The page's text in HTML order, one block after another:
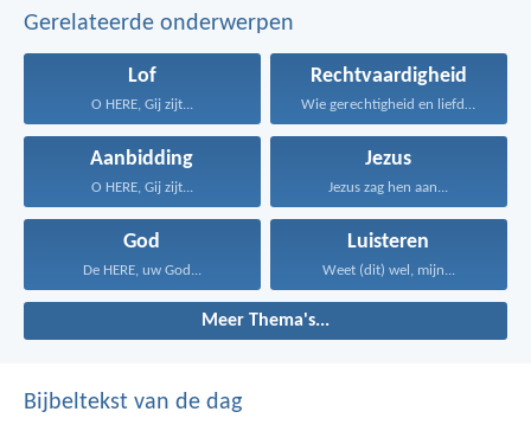
Gerelateerde onderwerpen
Lof
O HERE, Gij zijt...
Rechtvaardigheid
Wie gerechtigheid en liefde...
Aanbidding
O HERE, Gij zijt...
Jezus
Jezus zag hen aan...
God
De HERE, uw God...
Luisteren
Weet (dit) wel, mijn...
Meer Thema's...
Bijbeltekst van de dag